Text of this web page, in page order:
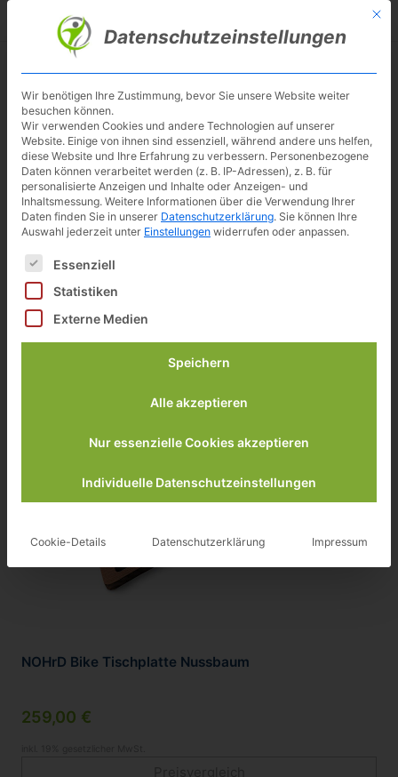
Skip
Besuche meinen Youtube-Kanal ▶︎
NOHrD Bike
Fahrradergometer aus hochwertigen Hölzern
made in Germany
Platzsparend leicht zu verschieben und mit
Zubehör auch im Büro verwendbar.
NOHrD Bike Tischplatte Nussbaum
259,00 €
Mit
Datenschutzeinstellungen
Wir benötigen Ihre Zustimmung, bevor Sie unsere Website weiter
besuchen können.
Wir verwenden Cookies und andere Technologien auf unserer
Website. Einige von ihnen sind essenziell, während andere uns helfen,
diese Website und Ihre Erfahrung zu verbessern. Personenbezogene
Daten können verarbeitet werden (z. B. IP-Adressen), z. B. für
personalisierte Anzeigen und Inhalte oder Anzeigen- und
Inhaltsmessung. Weitere Informationen über die Verwendung Ihrer
Daten finden Sie in unserer Datenschutzerklärung. Sie können Ihre
Auswahl jederzeit unter Einstellungen widerrufen oder anpassen.
Es folgt eine Liste der Service-Gruppen, für die eine
Essenziell
Statistiken
Externe Medien
Speichern
Alle akzeptieren
Nur essenzielle Cookies akzeptieren
Individuelle Datenschutzeinstellungen
Cookie-Details Datenschutzerklärung Impressum